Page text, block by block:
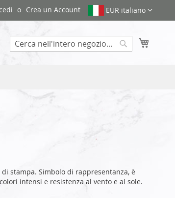
EUR italiano
Crea un Account
stampa. Simbolo di rappresentanza, è
intensi e resistenza al vento e al sole.